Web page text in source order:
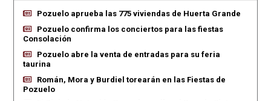
Pozuelo aprueba las 775 viviendas de Huerta Grande
Pozuelo confirma los conciertos para las fiestas
Consolación
Pozuelo abre la venta de entradas para su feria
taurina
Román, Mora y Burdiel torearán en las Fiestas de
Pozuelo